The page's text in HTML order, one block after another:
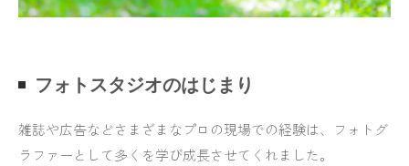
フォトスタジオのはじまり
雑誌や広告などさまざまなプロの現場での経験は、フォトグ
ラファーとして多くを学び成長させてくれました。